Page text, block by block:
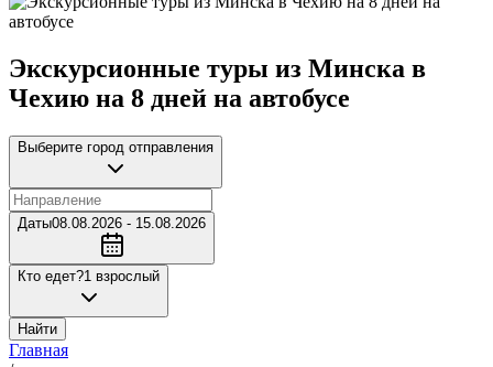
Экскурсионные туры из Минска в
Чехию на 8 дней на автобусе
Выберите город отправления
Даты08.08.2026 - 15.08.2026
Кто едет?1 взрослый
Найти
Главная